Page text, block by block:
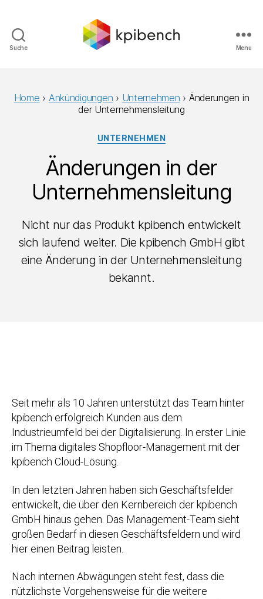
Suche
Management
Menu
Home › Ankündigungen › Unternehmen › Änderungen in
der Unternehmensleitung
Categories
UNTERNEHMEN
Änderungen in der
Unternehmensleitung
Nicht nur das Produkt kpibench entwickelt
sich laufend weiter. Die kpibench GmbH gibt
eine Änderung in der Unternehmensleitung
bekannt.
Seit mehr als 10 Jahren unterstützt das Team hinter
kpibench erfolgreich Kunden aus dem
Industrieumfeld bei der Digitalisierung. In erster Linie
im Thema digitales Shopfloor-Management mit der
kpibench Cloud-Lösung.
In den letzten Jahren haben sich Geschäftsfelder
entwickelt, die über den Kernbereich der kpibench
GmbH hinaus gehen. Das Management-Team sieht
großen Bedarf in diesen Geschäftsfeldern und wird
hier einen Beitrag leisten.
Nach internen Abwägungen steht fest, dass die
nützlichste Vorgehensweise für die weitere